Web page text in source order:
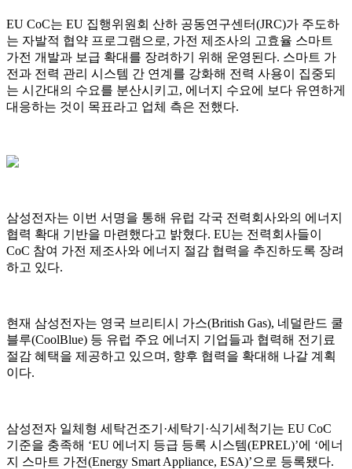
EU CoC는 EU 집행위원회 산하 공동연구센터(JRC)가 주도하
는 자발적 협약 프로그램으로, 가전 제조사의 고효율 스마트
가전 개발과 보급 확대를 장려하기 위해 운영된다. 스마트 가
전과 전력 관리 시스템 간 연계를 강화해 전력 사용이 집중되
는 시간대의 수요를 분산시키고, 에너지 수요에 보다 유연하게
대응하는 것이 목표라고 업체 측은 전했다.
삼성전자는 이번 서명을 통해 유럽 각국 전력회사와의 에너지
협력 확대 기반을 마련했다고 밝혔다. EU는 전력회사들이
CoC 참여 가전 제조사와 에너지 절감 협력을 추진하도록 장려
하고 있다.
현재 삼성전자는 영국 브리티시 가스(British Gas), 네덜란드 쿨
블루(CoolBlue) 등 유럽 주요 에너지 기업들과 협력해 전기료
절감 혜택을 제공하고 있으며, 향후 협력을 확대해 나갈 계획
이다.
삼성전자 일체형 세탁건조기·세탁기·식기세척기는 EU CoC
기준을 충족해 ‘EU 에너지 등급 등록 시스템(EPREL)’에 ‘에너
지 스마트 가전(Energy Smart Appliance, ESA)’으로 등록됐다.